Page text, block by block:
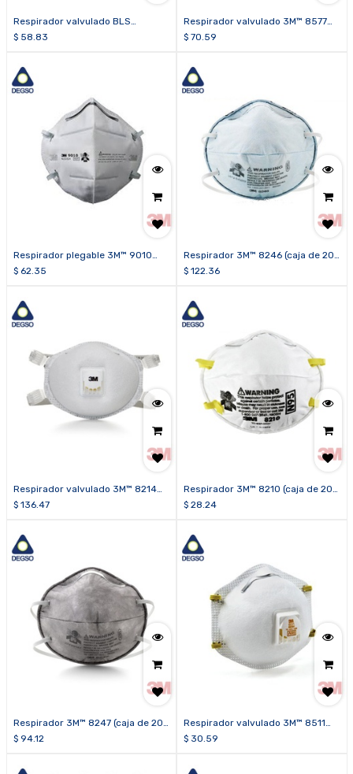
Respirador valvulado BLS
Zer032CFR para soldadura FFP3
ozono (caja de 5 unidades)
$ 58.83
Respirador valvulado 3M™ 8577
(caja de 10 unidades)
$ 70.59
Respirador plegable 3M™ 9010
(caja de 50 unidades)
$ 62.35
Respirador 3M™ 8246 (caja de 20
unidades)
$ 122.36
Respirador valvulado 3M™ 8214
(caja de 10 Unidades)
$ 136.47
Respirador 3M™ 8210 (caja de 20
unidades)
$ 28.24
Respirador 3M™ 8247 (caja de 20
unidades)
$ 94.12
Respirador valvulado 3M™ 8511
(caja de 10 unidades)
$ 30.59